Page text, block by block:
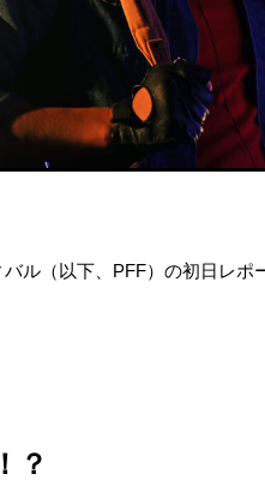
ル（以下、PFF）の初日レポ
？